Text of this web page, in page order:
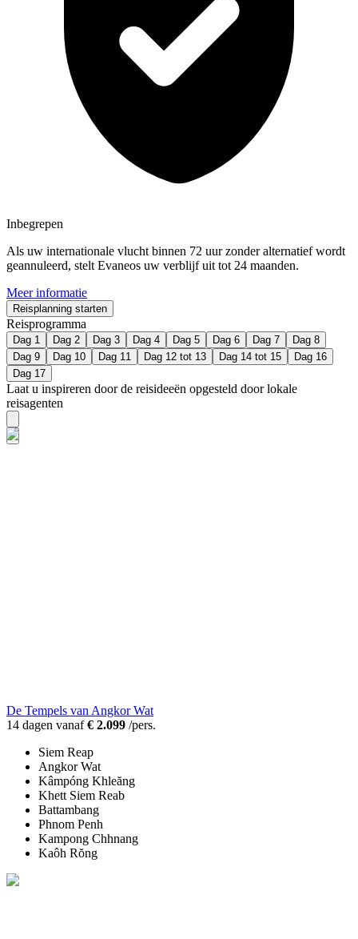
Inbegrepen
Als uw internationale vlucht binnen 72 uur zonder alternatief wordt
geannuleerd, stelt Evaneos uw verblijf uit tot 24 maanden.
Meer informatie
Reisplanning starten
Reisprogramma
Dag 1 Dag 2 Dag 3 Dag 4 Dag 5 Dag 6 Dag 7
Dag 8
Dag 9
Dag 10 Dag 11 Dag 12 tot 13 Dag 14 tot 15
Dag 16
Dag 17
Laat u inspireren door de reisideeën opgesteld door lokale
reisagenten
De Tempels van Angkor Wat
14 dagen vanaf€ 2.099 /pers.
Siem Reap
Angkor Wat
Kâmpóng Khleăng
Khett Siem Reab
Battambang
Phnom Penh
Kampong Chhnang
Kaôh Rŏng